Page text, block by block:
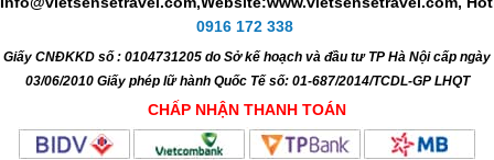
0916 172 338
Giấy CNĐKKD số : 0104731205 do Sở kế hoạch và đầu tư TP Hà Nội cấp ngày
03/06/2010 Giấy phép lữ hành Quốc Tế số: 01-687/2014/TCDL-GP LHQT
CHẤP NHẬN THANH TOÁN